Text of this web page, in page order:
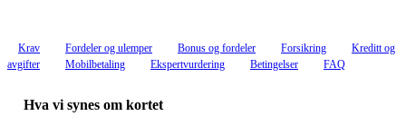
Krav Fordeler og ulemper Bonus og fordeler Forsikring
Kreditt og
avgifter
Mobilbetaling Ekspertvurdering Betingelser FAQ
Hva vi synes
Hva vi synes om kortet